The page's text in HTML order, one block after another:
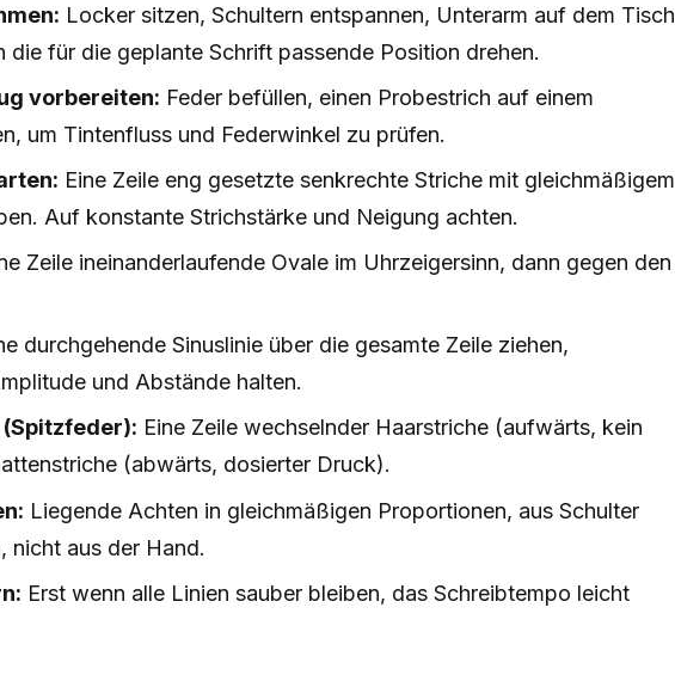
Locker sitzen, Schultern entspannen, Unterarm auf dem Tisch
die für die geplante Schrift passende Position drehen.
vorbereiten: Feder befüllen, einen Probestrich auf einem
um Tintenfluss und Federwinkel zu prüfen.
Eine Zeile eng gesetzte senkrechte Striche mit gleichmäßigem
Auf konstante Strichstärke und Neigung achten.
Zeile ineinanderlaufende Ovale im Uhrzeigersinn, dann gegen den
durchgehende Sinuslinie über die gesamte Zeile ziehen,
und Abstände halten.
Eine Zeile wechselnder Haarstriche (aufwärts, kein
(abwärts, dosierter Druck).
Liegende Achten in gleichmäßigen Proportionen, aus Schulter
nicht aus der Hand.
Erst wenn alle Linien sauber bleiben, das Schreibtempo leicht